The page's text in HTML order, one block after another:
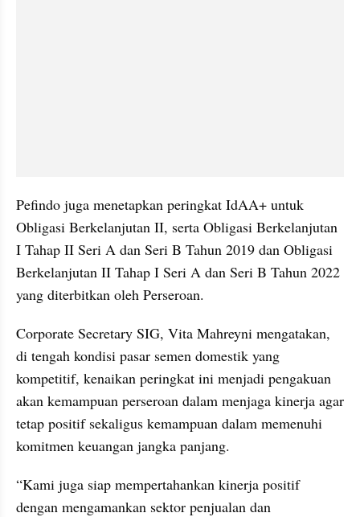
Pefindo juga menetapkan peringkat IdAA+ untuk
Obligasi Berkelanjutan II, serta Obligasi Berkelanjutan
I Tahap II Seri A dan Seri B Tahun 2019 dan Obligasi
Berkelanjutan II Tahap I Seri A dan Seri B Tahun 2022
yang diterbitkan oleh Perseroan.
Corporate Secretary SIG, Vita Mahreyni mengatakan,
di tengah kondisi pasar semen domestik yang
kompetitif, kenaikan peringkat ini menjadi pengakuan
akan kemampuan perseroan dalam menjaga kinerja agar
tetap positif sekaligus kemampuan dalam memenuhi
komitmen keuangan jangka panjang.
“Kami juga siap mempertahankan kinerja positif
dengan mengamankan sektor penjualan dan